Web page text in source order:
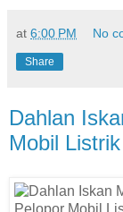
at 6:00 PM No
Share
Dahlan
Mobil Listrik